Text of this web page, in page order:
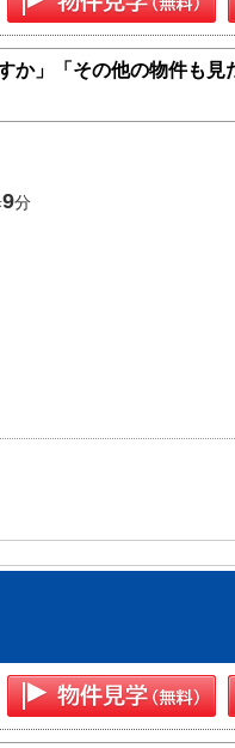
か」「その他の物件も見
9分